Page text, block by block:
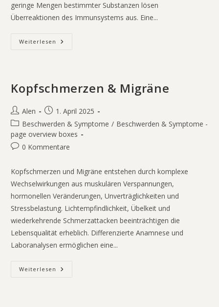
geringe Mengen bestimmter Substanzen lösen
Überreaktionen des Immunsystems aus. Eine...
Weiterlesen
Kopfschmerzen & Migräne
Alen
1. April 2025
Beschwerden & Symptome / Beschwerden & Symptome -
page overview boxes
0 Kommentare
Kopfschmerzen und Migräne entstehen durch komplexe
Wechselwirkungen aus muskulären Verspannungen,
hormonellen Veränderungen, Unverträglichkeiten und
Stressbelastung. Lichtempfindlichkeit, Übelkeit und
wiederkehrende Schmerzattacken beeinträchtigen die
Lebensqualität erheblich. Differenzierte Anamnese und
Laboranalysen ermöglichen eine...
Weiterlesen